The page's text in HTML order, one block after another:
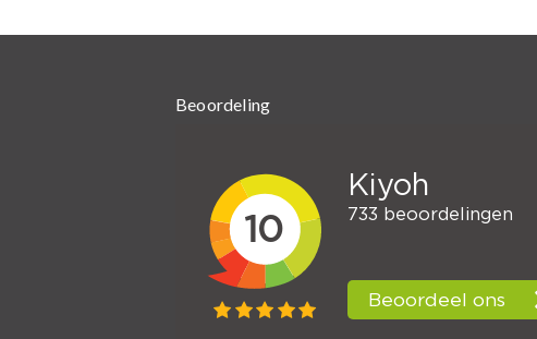
Beoordeling